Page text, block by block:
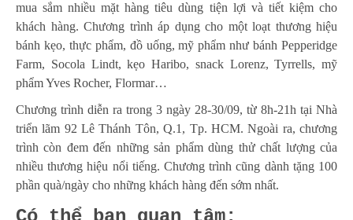
mua sắm nhiều mặt hàng tiêu dùng tiện lợi và tiết kiệm cho
khách hàng. Chương trình áp dụng cho một loạt thương hiệu
bánh kẹo, thực phẩm, đồ uống, mỹ phẩm như bánh Pepperidge
Farm, Socola Lindt, kẹo Haribo, snack Lorenz, Tyrrells, mỹ
phẩm Yves Rocher, Flormar…
Chương trình diễn ra trong 3 ngày 28-30/09, từ 8h-21h tại Nhà
triển lãm 92 Lê Thánh Tôn, Q.1, Tp. HCM. Ngoài ra, chương
trình còn đem đến những sản phẩm dùng thử chất lượng của
nhiều thương hiệu nổi tiếng. Chương trình cũng dành tặng 100
phần quà/ngày cho những khách hàng đến sớm nhất.